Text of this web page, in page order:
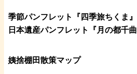
季節パンフレット『四季旅ちくま』
日本遺産パンフレット
『月の都千曲
姨捨棚田散策マップ